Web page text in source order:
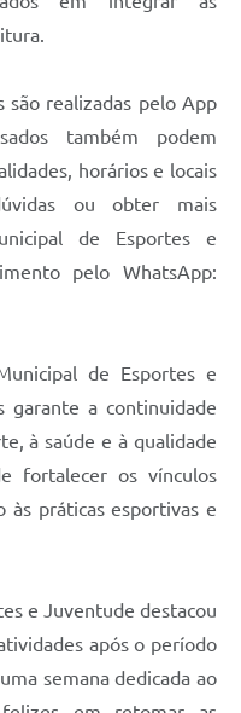
são realizadas pelo App
também podem
horários e locais
ou obter mais
de Esportes e
pelo WhatsApp:
de Esportes e
garante a continuidade
à saúde e à qualidade
fortalecer os vínculos
às práticas esportivas e
e Juventude destacou
após o período
semana dedicada ao